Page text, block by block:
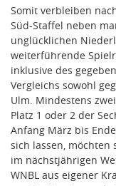
Somit verbleiben
Süd-Staffel neben
unglücklichen
weiterführende
inklusive des
Vergleichs sowohl
Ulm. Mindestens
Platz 1 oder 2 der
Anfang März bis
sich lassen,
im nächstjährigen
WNBL aus eigener